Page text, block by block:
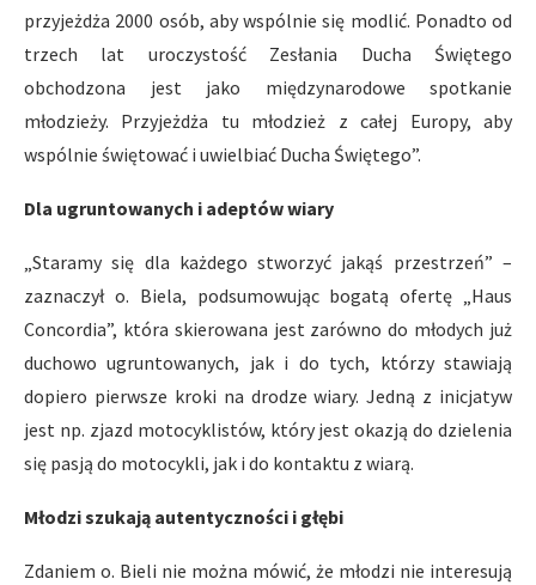
przyjeżdża 2000 osób, aby wspólnie się modlić. Ponadto od
trzech lat uroczystość Zesłania Ducha Świętego
obchodzona jest jako międzynarodowe spotkanie
młodzieży. Przyjeżdża tu młodzież z całej Europy, aby
wspólnie świętować i uwielbiać Ducha Świętego”.
Dla ugruntowanych i adeptów wiary
„Staramy się dla każdego stworzyć jakąś przestrzeń” –
zaznaczył o. Biela, podsumowując bogatą ofertę „Haus
Concordia”, która skierowana jest zarówno do młodych już
duchowo ugruntowanych, jak i do tych, którzy stawiają
dopiero pierwsze kroki na drodze wiary. Jedną z inicjatyw
jest np. zjazd motocyklistów, który jest okazją do dzielenia
się pasją do motocykli, jak i do kontaktu z wiarą.
Młodzi szukają autentyczności i głębi
Zdaniem o. Bieli nie można mówić, że młodzi nie interesują